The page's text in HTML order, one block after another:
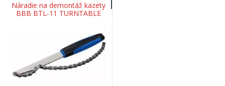
Náradie na demontáž kazety
BBB BTL-11 TURNTABLE